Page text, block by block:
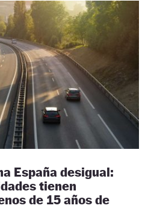
España desigual:
tienen
de 15 años de